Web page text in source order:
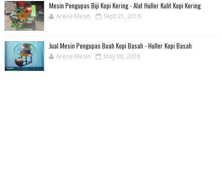
Mesin Pengupas Biji Kopi Kering - Alat Huller Kulit Kopi Kering
Arena Mesin Sept 21, 2018
Jual Mesin Pengupas Buah Kopi Basah - Huller Kopi Basah
Arena Mesin May 08, 2018